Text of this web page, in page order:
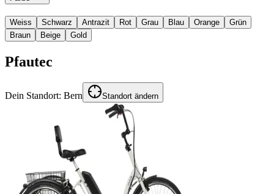
Weiss Schwarz Antrazit Rot Grau Blau Orange
Grün
Braun
Beige Gold
Pfautec
Dein Standort: Bern Standort ändern